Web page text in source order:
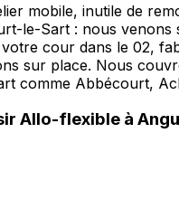
mobile, inutile de
le-Sart : nous venons
cour dans le 02,
sur place. Nous
comme Abbécourt,
Allo-flexible à